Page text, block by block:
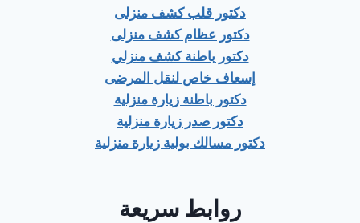
دكتور قلب كشف منزلى
دكتور عظام كشف منزلى
دكتور باطنة كشف منزلي
إسعاف خاص لنقل المرضى
دكتور باطنة زيارة منزلية
دكتور صدر زيارة منزلية
دكتور مسالك بولية زيارة منزلية
روابط سريعة